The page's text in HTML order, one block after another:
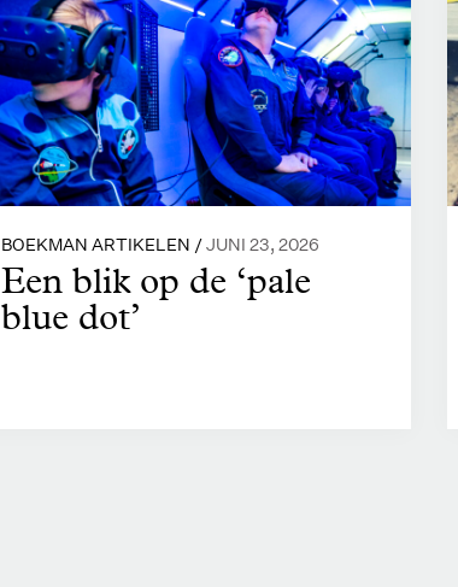
Een blik op de ‘pale
blue dot’
BOEKMAN ARTIKELEN /JUNI 23, 2026